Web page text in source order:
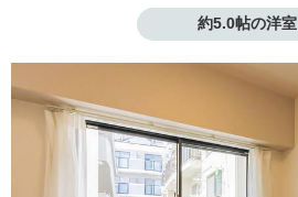
約5.0帖の洋室